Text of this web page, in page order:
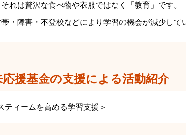
れは贅沢な食べ物や衣服ではなく「教育」です
・障害・不登校などにより学習の機会が減少して
援基金の支援による活動紹介
ティームを高める学習支援＞